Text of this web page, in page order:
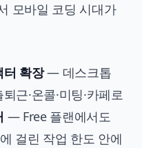
모바일 코딩 시대가
터 확장— 데스크톱
근·온콜·미팅·카페로
— Free 플랜에서도
걸린 작업 한도 안에